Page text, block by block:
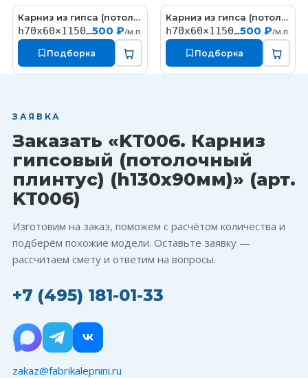
КT327Карниз из гипса (потолочный плинтус) (h70x60мм)
h70x60×1150мм500 ₽/м.п.
Подборка
КT324Карниз из гипса (потолочный плинтус) (h70x60мм)
h70x60×1150мм500 ₽/м.п.
Подборка
ЗАЯВКА
Заказать «KT006. Карниз
гипсовый (потолочный
плинтус) (h130x90мм)» (арт.
KT006)
Изготовим на заказ, поможем с расчётом количества и
подберём похожие модели. Оставьте заявку —
рассчитаем смету и ответим на вопросы.
+7 (495) 181-01-33
zakaz@fabrikalepnini.ru